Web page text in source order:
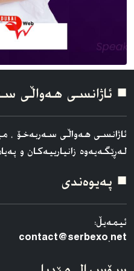
■ ئاژانسی هه‌واڵی
ئاژانسی هه‌واڵی سه‌ربه‌خۆ ،
لەڕێگەیەوە زانیارییەکان و
■ په‌یوه‌ندی
ئیمەیڵ:
contact@serbexo.net